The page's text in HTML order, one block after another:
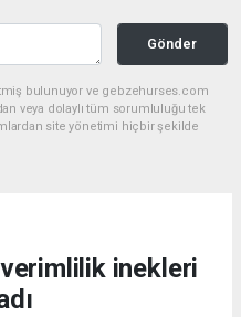
Gönder
bulunuyor ve gebzehurses.com
veya dolaylı tüm sorumluluğu tek
site yönetimi hiçbir şekilde
inekleri